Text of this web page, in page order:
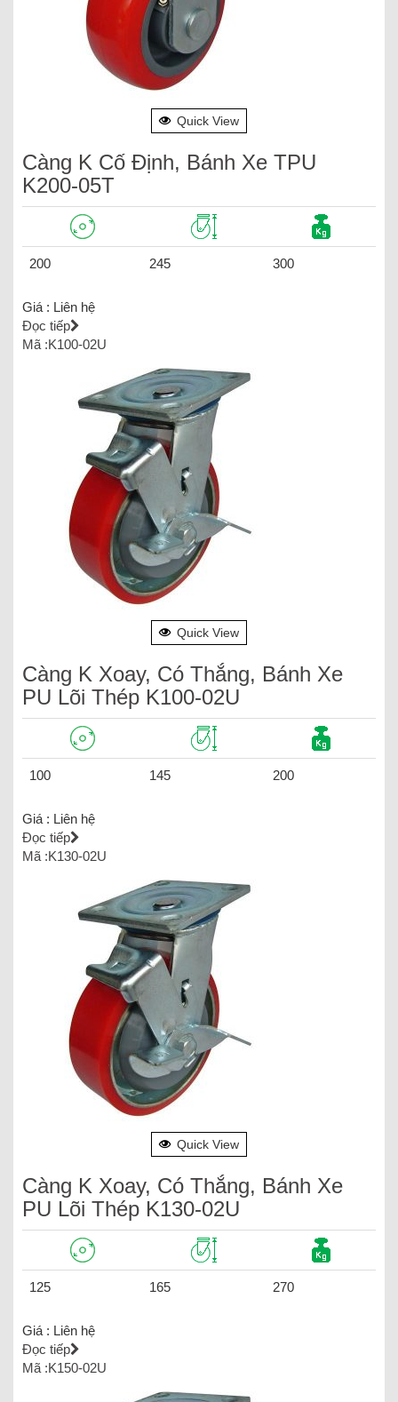
Quick View
Càng K Cố Định, Bánh Xe TPU
K200-05T
200 245 300
Giá : Liên hệ
Đọc tiếp
Mã :K100-02U
Quick View
Càng K Xoay, Có Thắng, Bánh Xe
PU Lõi Thép K100-02U
100 145 200
Giá : Liên hệ
Đọc tiếp
Mã :K130-02U
Quick View
Càng K Xoay, Có Thắng, Bánh Xe
PU Lõi Thép K130-02U
125 165 270
Giá : Liên hệ
Đọc tiếp
Mã :K150-02U